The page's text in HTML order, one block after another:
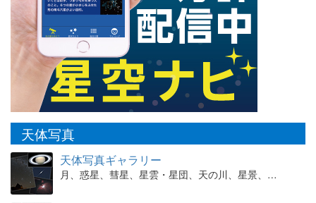
天体写真
天体写真ギャラリー
月、惑星、彗星、星雲・星団、天の川、星景、…